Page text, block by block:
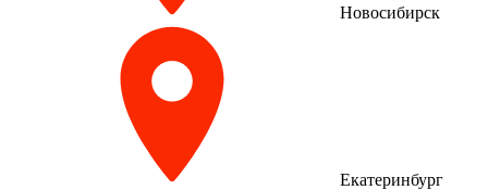
Новосибирск
Екатеринбург